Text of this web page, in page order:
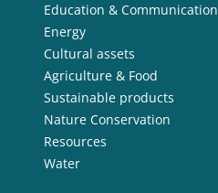
Education & Communication
Energy
Cultural assets
Agriculture & Food
Sustainable products
Nature Conservation
Resources
Water